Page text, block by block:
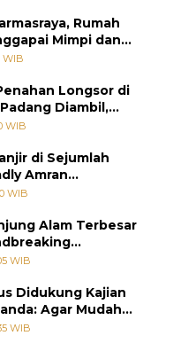
Rumah
Mimpi dan
WIB
Longsor di
Diambil,
Terulang
WIB
di Sejumlah
Amran
WIB
Alam Terbesar
WIB
Didukung Kajian
Agar Mudah
WIB